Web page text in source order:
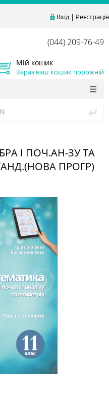
Вхід| Реєстрація
(044) 209-76-49
Мій кошик
Зараз ваш кошик порожній
І ПОЧ.АН-ЗУ ТА
ПРОГР)